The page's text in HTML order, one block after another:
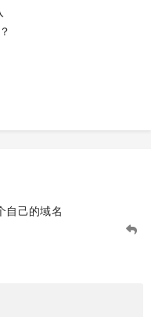
自己的域名